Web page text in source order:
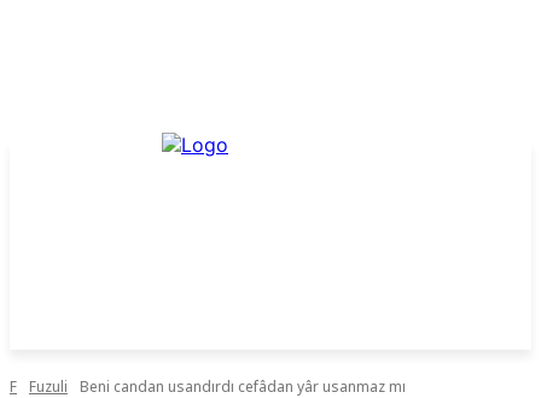
F Fuzuli Beni candan usandırdı cefâdan yâr usanmaz mı